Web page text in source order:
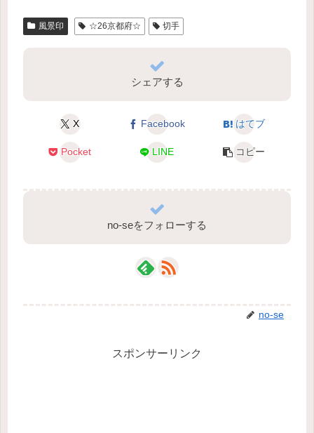
風景印 ☆26京都府☆ 切手
シェアする
X Facebook はてブ
Pocket LINE コピー
no-seをフォローする
no-se
スポンサーリンク